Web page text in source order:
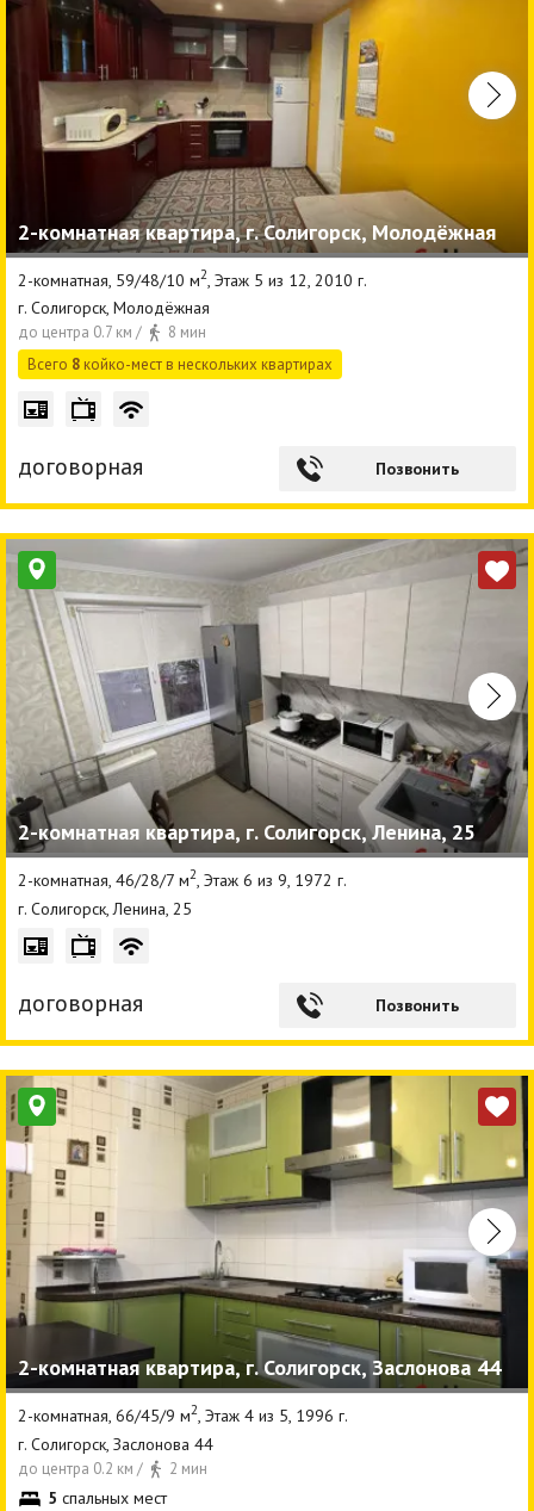
2-комнатная квартира, г. Солигорск, Молодёжная
2-комнатная, 59/48/10 м2 , Этаж 5 из 12, 2010 г.
г. Солигорск, Молодёжная
до центра 0.7 км /
8 мин
Всего 8 койко-мест в нескольких квартирах
договорная Позвонить
2-комнатная квартира, г. Солигорск, Ленина, 25
2-комнатная, 46/28/7 м2, Этаж 6 из 9, 1972 г.
г. Солигорск, Ленина, 25
договорная Позвонить
2-комнатная квартира, г. Солигорск, Заслонова 44
2-комнатная, 66/45/9 м2, Этаж 4 из 5, 1996 г.
г. Солигорск, Заслонова 44
до центра 0.2 км / 2 мин
5 спальных мест